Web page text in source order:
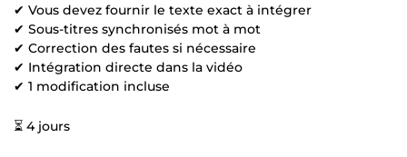
✔ Vous devez fournir le texte exact à intégrer
✔ Sous-titres synchronisés mot à mot
✔ Correction des fautes si nécessaire
✔ Intégration directe dans la vidéo
✔ 1 modification incluse
⏳ 4 jours